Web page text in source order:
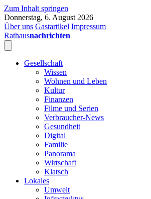
Zum Inhalt springen
Donnerstag, 6. August 2026
Über uns Gastartikel Impressum
Rathausnachrichten
Gesellschaft
Wissen
Wohnen und Leben
Kultur
Finanzen
Filme und Serien
Verbraucher-News
Gesundheit
Digital
Familie
Panorama
Wirtschaft
Klatsch
Lokales
Umwelt